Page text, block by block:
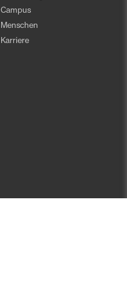
Campus
Menschen
Karriere